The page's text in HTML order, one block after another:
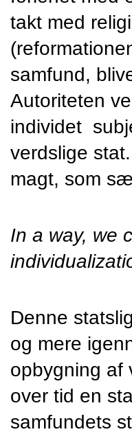
takt med
samfund,
Autoriteten
individet 
verdslige
magt, som
In a way, we
Denne
og mere
opbygning af
over tid en
samfundets